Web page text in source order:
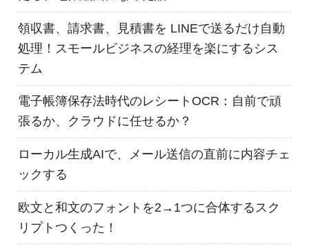
領収書、請求書、見積書を LINEで送るだけ自動
処理！スモールビジネスの経理を楽にするシス
テム
電子帳簿保存法時代のレシートOCR：自前で頑
張るか、クラウドに任せるか？
ローカル生成AIで、メール送信の直前に内容チェ
ックする
欧文と和文のフォントを2→1つに合体するスク
リプトつくった！